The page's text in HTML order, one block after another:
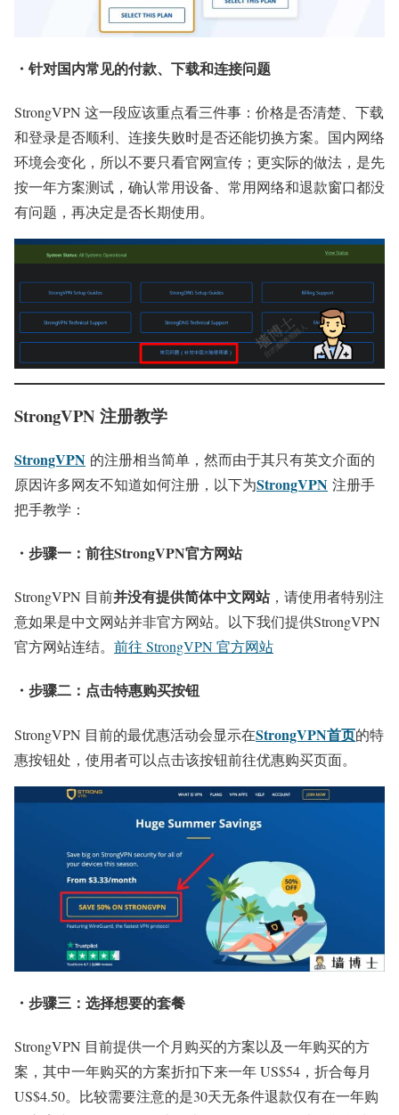
・针对国内常见的付款、下载和连接问题
StrongVPN 这一段应该重点看三件事：价格是否清楚、下载
和登录是否顺利、连接失败时是否还能切换方案。国内网络
环境会变化，所以不要只看官网宣传；更实际的做法，是先
按一年方案测试，确认常用设备、常用网络和退款窗口都没
有问题，再决定是否长期使用。
StrongVPN 注册教学
StrongVPN 的注册相当简单，然而由于其只有英文介面的
原因许多网友不知道如何注册，以下为StrongVPN 注册手
把手教学：
・步骤一：前往StrongVPN官方网站
StrongVPN 目前并没有提供简体中文网站，请使用者特别注
意如果是中文网站并非官方网站。以下我们提供StrongVPN
官方网站连结。 前往 StrongVPN 官方网站
・步骤二：点击特惠购买按钮
StrongVPN 目前的最优惠活动会显示在StrongVPN首页的特
惠按钮处，使用者可以点击该按钮前往优惠购买页面。
・步骤三：选择想要的套餐
StrongVPN 目前提供一个月购买的方案以及一年购买的方
案，其中一年购买的方案折扣下来一年 US$54，折合每月
US$4.50。比较需要注意的是30天无条件退款仅有在一年购